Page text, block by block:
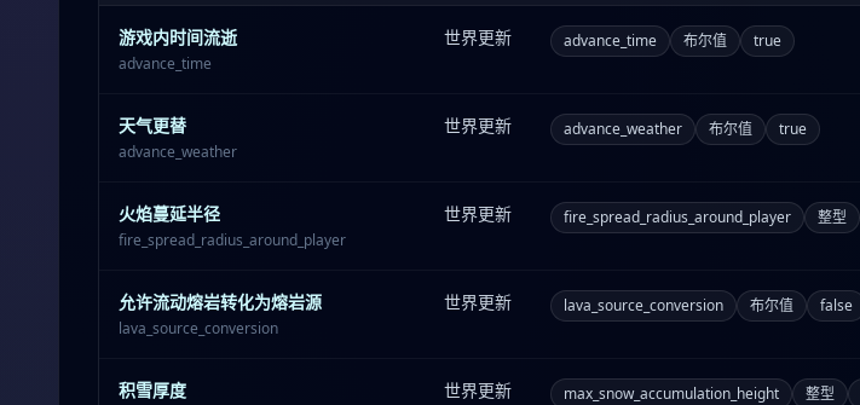
游戏内时间流逝
advance_time
世界更新 advance_time 布尔值 true
天气更替
advance_weather
世界更新 advance_weather 布尔值 true
火焰蔓延半径
fire_spread_radius_around_player
世界更新 fire_spread_radius_around_player 整型
允许流动熔岩转化为熔岩源
lava_source_conversion
世界更新 lava_source_conversion 布尔值 false
积雪厚度 世界更新 max_snow_accumulation_height 整型